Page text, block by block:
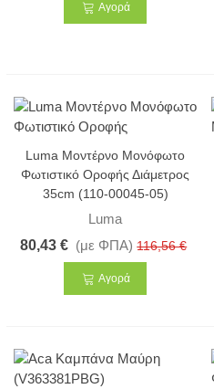
Αγορά
-31%
Luma Μοντέρνο Μονόφωτο
Φωτιστικό Οροφής Διάμετρος
35cm (110-00045-05)
Luma
80,43 € (με ΦΠΑ) 116,56 €
Αγορά